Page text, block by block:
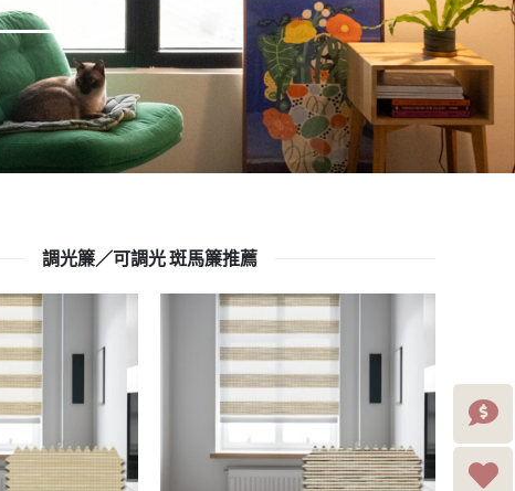
Lavelle 美國硬木百葉簾 平光 ,百葉簾
刷紋灰色 437．硬木百葉簾
Lavelle 美國硬木百葉簾 平光,百葉簾
刷紋褐色 439．硬木百葉簾
調光簾／可調光 斑馬簾推薦